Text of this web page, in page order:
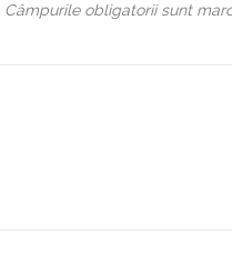
Câmpurile obligatorii sunt